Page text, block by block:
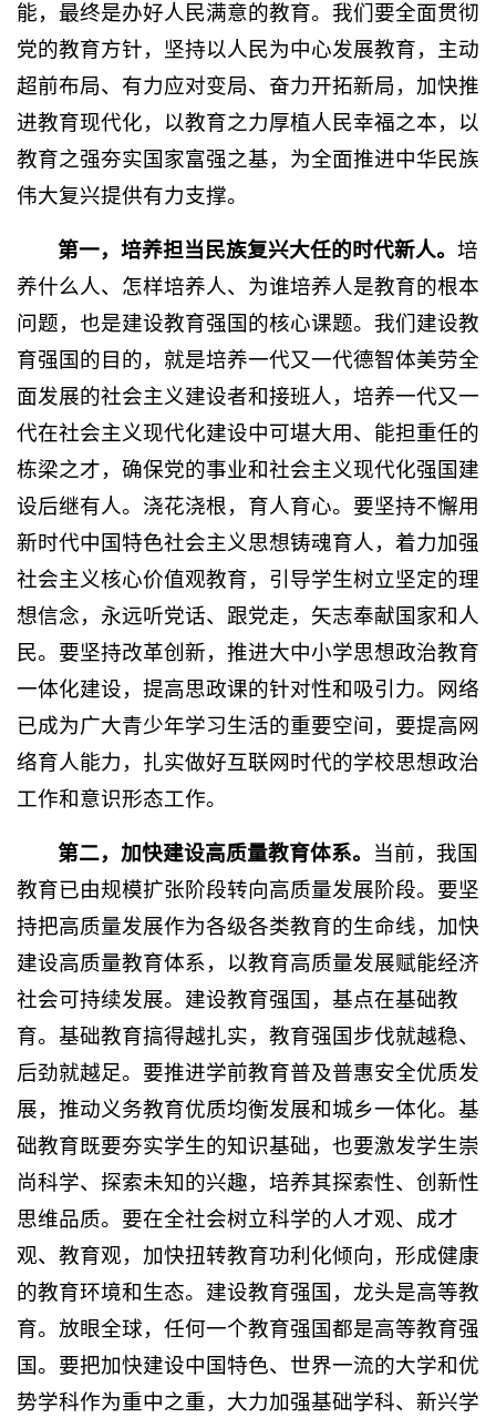
能，最终是办好人民满意的教育。我们要全面贯彻
党的教育方针，坚持以人民为中心发展教育，主动
超前布局、有力应对变局、奋力开拓新局，加快推
进教育现代化，以教育之力厚植人民幸福之本，以
教育之强夯实国家富强之基，为全面推进中华民族
伟大复兴提供有力支撑。
第一，培养担当民族复兴大任的时代新人。培
养什么人、怎样培养人、为谁培养人是教育的根本
问题，也是建设教育强国的核心课题。我们建设教
育强国的目的，就是培养一代又一代德智体美劳全
面发展的社会主义建设者和接班人，培养一代又一
代在社会主义现代化建设中可堪大用、能担重任的
栋梁之才，确保党的事业和社会主义现代化强国建
设后继有人。浇花浇根，育人育心。要坚持不懈用
新时代中国特色社会主义思想铸魂育人，着力加强
社会主义核心价值观教育，引导学生树立坚定的理
想信念，永远听党话、跟党走，矢志奉献国家和人
民。要坚持改革创新，推进大中小学思想政治教育
一体化建设，提高思政课的针对性和吸引力。网络
已成为广大青少年学习生活的重要空间，要提高网
络育人能力，扎实做好互联网时代的学校思想政治
工作和意识形态工作。
第二，加快建设高质量教育体系。 当前，我国
教育已由规模扩张阶段转向高质量发展阶段。要坚
持把高质量发展作为各级各类教育的生命线，加快
建设高质量教育体系，以教育高质量发展赋能经济
社会可持续发展。建设教育强国，基点在基础教
育。基础教育搞得越扎实，教育强国步伐就越稳、
后劲就越足。要推进学前教育普及普惠安全优质发
展，推动义务教育优质均衡发展和城乡一体化。基
础教育既要夯实学生的知识基础，也要激发学生崇
尚科学、探索未知的兴趣，培养其探索性、创新性
思维品质。要在全社会树立科学的人才观、成才
观、教育观，加快扭转教育功利化倾向，形成健康
的教育环境和生态。建设教育强国，龙头是高等教
育。放眼全球，任何一个教育强国都是高等教育强
国。要把加快建设中国特色、世界一流的大学和优
势学科作为重中之重，大力加强基础学科、新兴学